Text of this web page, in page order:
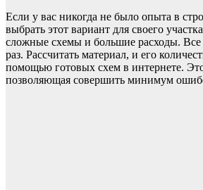
Если у вас никогда не было опыта в
выбрать этот вариант для своего
сложные схемы и большие расходы. Все
раз. Рассчитать материал, и его
помощью готовых схем в интернете.
позволяющая совершить минимум